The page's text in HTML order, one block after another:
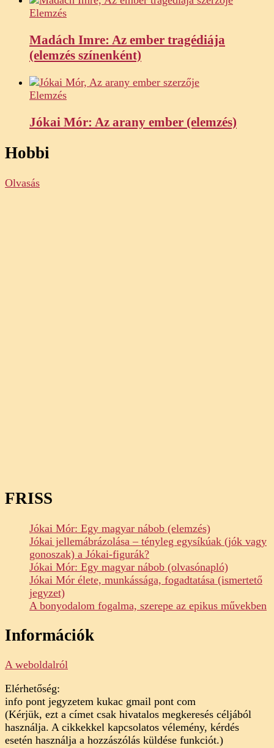
Elemzés
Madách Imre: Az ember tragédiája
(elemzés színenként)
Elemzés
Jókai Mór: Az arany ember (elemzés)
Hobbi
Olvasás
FRISS
Jókai Mór: Egy magyar nábob (elemzés)
Jókai jellemábrázolása – tényleg egysíkúak (jók vagy
gonoszak) a Jókai-figurák?
Jókai Mór: Egy magyar nábob (olvasónapló)
Jókai Mór élete, munkássága, fogadtatása (ismertető
jegyzet)
A bonyodalom fogalma, szerepe az epikus művekben
Információk
A weboldalról
Elérhetőség:
info pont jegyzetem kukac gmail pont com
(Kérjük, ezt a címet csak hivatalos megkeresés céljából
használja. A cikkekkel kapcsolatos vélemény, kérdés
esetén használja a hozzászólás küldése funkciót.)